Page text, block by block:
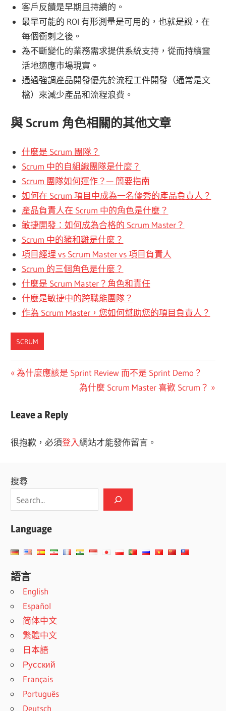
客戶反饋是早期且持續的。
最早可能的 ROI 有形測量是可用的，也就是說，在
每個衝刺之後。
為不斷變化的業務需求提供系統支持，從而持續靈
活地適應市場現實。
通過強調產品開發優先於流程工件開發（通常是文
檔）來減少產品和流程浪費。
與 Scrum 角色相關的其他文章
什麼是 Scrum 團隊？
Scrum 中的自組織團隊是什麼？
Scrum 團隊如何運作？— 簡要指南
如何在 Scrum 項目中成為一名優秀的產品負責人？
產品負責人在 Scrum 中的角色是什麼？
敏捷開發：如何成為合格的 Scrum Master？
Scrum 中的豬和雞是什麼？
項目經理 vs Scrum Master vs 項目負責人
Scrum 的三個角色是什麼？
什麼是 Scrum Master？ 角色和責任
什麼是敏捷中的跨職能團隊？
作為 Scrum Master，您如何幫助您的項目負責人？
SCRUM
文
導
覽
Previous
為什麼應該是 Sprint Review 而不是 Sprint Demo？
Next
為什麼 Scrum Master 喜歡 Scrum？
Leave a Reply
很抱歉，必須登入網站才能發佈留言。
搜尋
Language
語言
English
Español
简体中文
繁體中文
日本語
Русский
Français
Português
Deutsch